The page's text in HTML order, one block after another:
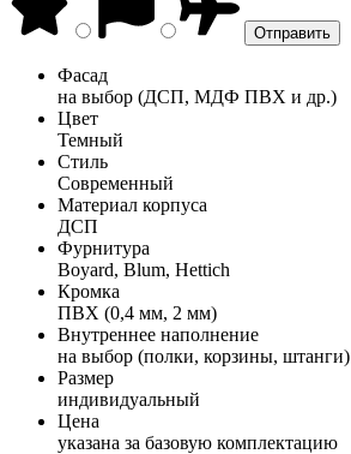
Фасад
на выбор (ДСП, МДФ ПВХ и др.)
Цвет
Темный
Стиль
Современный
Материал корпуса
ДСП
Фурнитура
Boyard, Blum, Hettich
Кромка
ПВХ (0,4 мм, 2 мм)
Внутреннее наполнение
на выбор (полки, корзины, штанги)
Размер
индивидуальный
Цена
указана за базовую комплектацию